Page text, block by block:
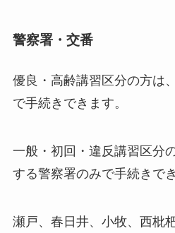
警察署・交番
優良・高齢講習区分の方は
で手続きできます。
一般・初回・違反講習区分
する警察署のみで手続きで
瀬戸、春日井、小牧、西枇